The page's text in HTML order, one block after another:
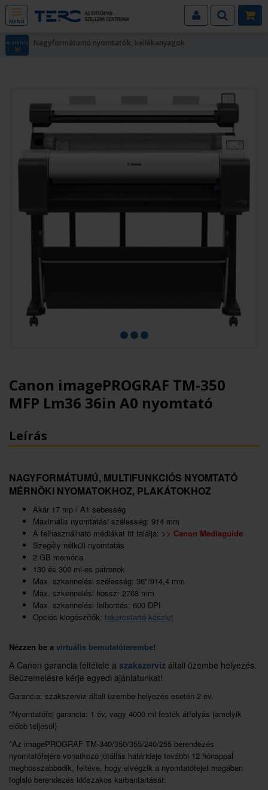
MENÜ
ALMENÜ Nagyformátumú nyomtatók, kellékanyagok
Canon imagePROGRAF TM-350
MFP Lm36 36in A0 nyomtató
Leírás
NAGYFORMÁTUMÚ, MULTIFUNKCIÓS NYOMTATÓ
MÉRNÖKI NYOMATOKHOZ, PLAKÁTOKHOZ
Akár 17 mp / A1 sebesség
Maximális nyomtatási szélesség: 914 mm
A felhasználható médiákat itt találja: >> Canon Mediaguide
Szegély nélküli nyomtatás
2 GB memória
130 és 300 ml-es patronok
Max. szkennelési szélesség: 36"/914,4 mm
Max. szkennelési hossz: 2768 mm
Max. szkennelési felbontás: 600 DPI
Opciós kiegészítők: tekercstartó készlet
Nézzen be a virtuális bemutatóterembe!
A Canon garancia feltétele a szakszerviz általi üzembe helyezés.
Beüzemelésre kérje egyedi ajánlatunkat!
Garancia: szakszerviz általi üzembe helyezés esetén 2 év.
*Nyomtatófej garancia: 1 év, vagy 4000 ml festék átfolyás (amelyik
előbb teljesül)
*Az imagePROGRAF TM-340/350/355/240/255 berendezés
nyomtatófejére vonatkozó jótállás határideje további 12 hónappal
meghosszabbodik, feltéve, hogy elvégzik a nyomtatófejet magában
foglaló berendezés időszakos karbantartását: